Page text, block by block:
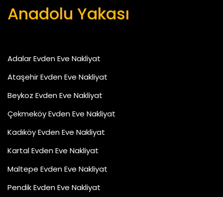
Anadolu Yakası
Adalar Evden Eve Nakliyat
Ataşehir Evden Eve Nakliyat
Beykoz Evden Eve Nakliyat
Çekmeköy Evden Eve Nakliyat
Kadıköy Evden Eve Nakliyat
Kartal Evden Eve Nakliyat
Maltepe Evden Eve Nakliyat
Pendik Evden Eve Nakliyat